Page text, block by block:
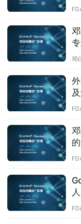
邓